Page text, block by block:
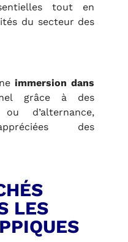
tout en
du secteur des
immersion dans
grâce à des
d’alternance,
des
LES